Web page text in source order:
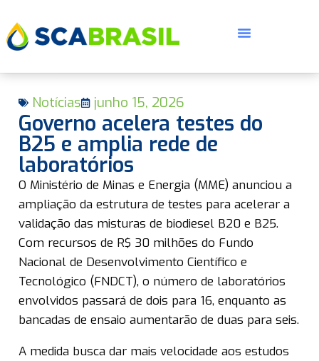
Notícias junho 15, 2026
Governo acelera testes do
B25 e amplia rede de
laboratórios
O Ministério de Minas e Energia (MME) anunciou a
ampliação da estrutura de testes para acelerar a
validação das misturas de biodiesel B20 e B25.
Com recursos de R$ 30 milhões do Fundo
Nacional de Desenvolvimento Científico e
Tecnológico (FNDCT), o número de laboratórios
envolvidos passará de dois para 16, enquanto as
bancadas de ensaio aumentarão de duas para seis.
A medida busca dar mais velocidade aos estudos